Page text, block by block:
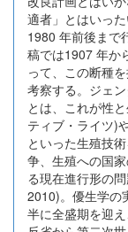
適者」とはいっ
1980 年前後まで
稿では1907 年か
って、この断種
考察する。ジェ
とは、これが性
ティブ・ライツ)
といった生殖技
争、生殖への国
る現在進行形の
2010)。優生学の
半に全盛期を迎